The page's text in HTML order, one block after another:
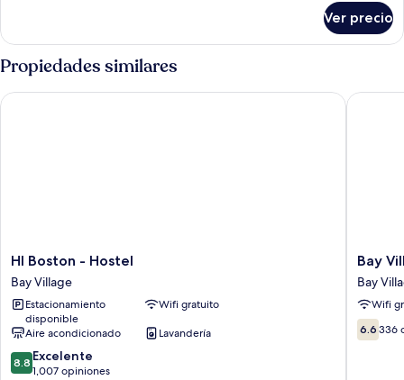
para
no
fumadores
cuádruple,
varias
camas,
para
no
Ver precio
Propiedades similares
HI
Boston
-
Hostel
Bay
Village
HI Boston - Hostel
Bay Village
Estacionamiento
disponible
Wifi gratuito
Aire acondicionado
Lavandería
8.8
de
8.8 Excelente
1,007 opiniones
HI Boston - Hostel
Bay
Village
Suites
Bay
Village
Bay
Bay
Wifi
6.6
de
6.6 336
Bay